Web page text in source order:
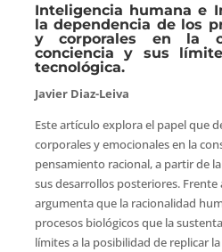
Inteligencia humana e
la dependencia de los
y corporales en la
conciencia y sus
tecnológica.
Javier Diaz-Leiva
Este artículo explora el papel que
corporales y emocionales en la
pensamiento racional, a partir de
sus desarrollos posteriores. Frente
argumenta que la racionalidad
procesos biológicos que la
límites a la posibilidad de replicar